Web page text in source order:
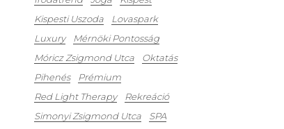
Kispesti Uszoda
Lovaspark
Luxury
Mérnöki Pontosság
Móricz Zsigmond Utca
Oktatás
Pihenés
Prémium
Red Light Therapy
Rekreáció
Simonyi Zsigmond Utca
SPA